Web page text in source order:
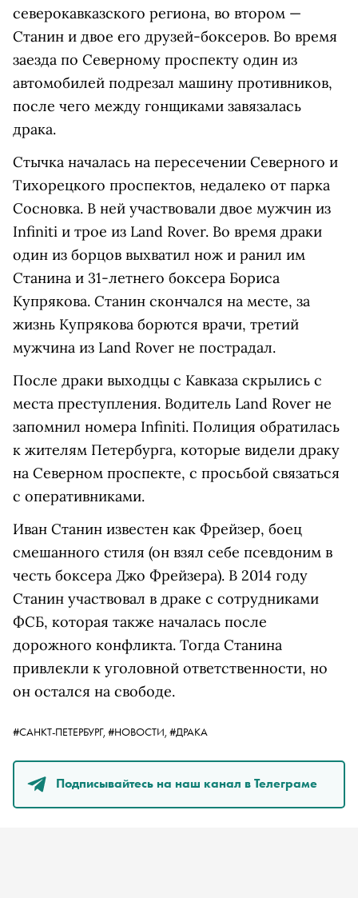
северокавказского региона, во втором —
Станин и двое его друзей-боксеров. Во время
заезда по Северному проспекту один из
автомобилей подрезал машину противников,
после чего между гонщиками завязалась
драка.
Стычка началась на пересечении Северного и
Тихорецкого проспектов, недалеко от парка
Сосновка. В ней участвовали двое мужчин из
Infiniti и трое из Land Rover. Во время драки
один из борцов выхватил нож и ранил им
Станина и 31-летнего боксера Бориса
Купрякова. Станин скончался на месте, за
жизнь Купрякова борются врачи, третий
мужчина из Land Rover не пострадал.
После драки выходцы с Кавказа скрылись с
места преступления. Водитель Land Rover не
запомнил номера Infiniti. Полиция обратилась
к жителям Петербурга, которые видели драку
на Северном проспекте, с просьбой связаться
с оперативниками.
Иван Станин известен как Фрейзер, боец
смешанного стиля (он взял себе псевдоним в
честь боксера Джо Фрейзера). В 2014 году
Станин участвовал в драке с сотрудниками
ФСБ, которая также началась после
дорожного конфликта. Тогда Станина
привлекли к уголовной ответственности, но
он остался на свободе.
#САНКТ-ПЕТЕРБУРГ, #НОВОСТИ, #ДРАКА
Подписывайтесь на наш канал в Телеграме